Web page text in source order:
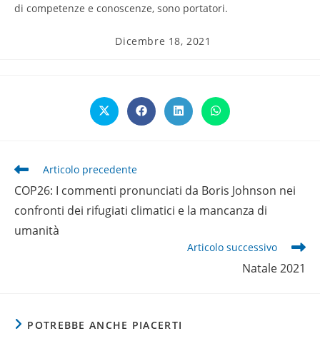
di competenze e conoscenze, sono portatori.
Articolo
Dicembre 18, 2021
Opens
in
Opens
in
Opens
in
Opens
in
Leggi
articoli
Articolo precedente
COP26: I commenti pronunciati da Boris Johnson nei
confronti dei rifugiati climatici e la mancanza di
umanità
Articolo successivo
Natale 2021
POTREBBE ANCHE PIACERTI